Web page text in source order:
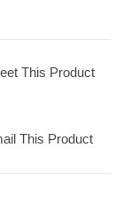
This Product
This Product